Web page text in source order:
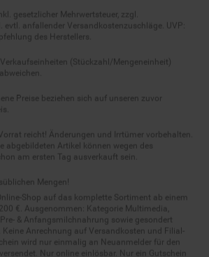
evtl. anfallender Versandkostenzuschläge. UVP:
des Herstellers.
abgebildeten Artikel können wegen des
am ersten Tag ausverkauft sein.
€. Ausgenommen: Kategorie Multimedia,
& Anfangsmilchnahrung sowie gesondert
Anrechnung auf Versandkosten und Filial-
wird nur einmalig an Neuanmelder für den
Nur online einlösbar. Nur ein Gutschein